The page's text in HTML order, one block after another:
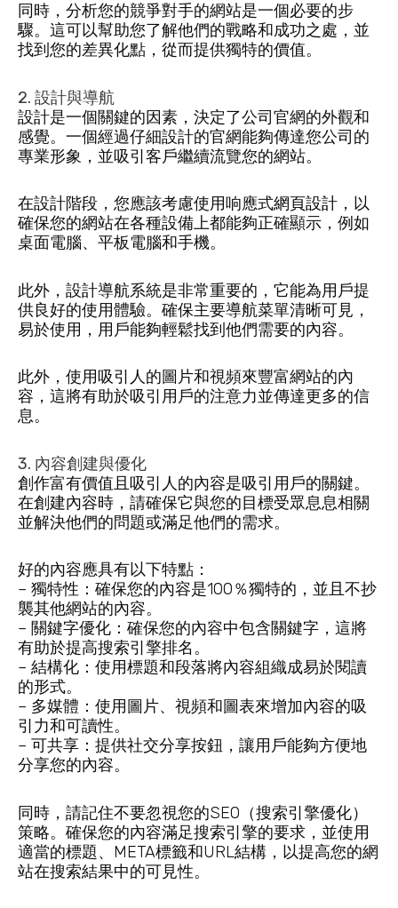
同時，分析您的競爭對手的網站是一個必要的步
驟。這可以幫助您了解他們的戰略和成功之處，並
找到您的差異化點，從而提供獨特的價值。
2. 設計與導航
設計是一個關鍵的因素，決定了公司官網的外觀和
感覺。一個經過仔細設計的官網能夠傳達您公司的
專業形象，並吸引客戶繼續流覽您的網站。
在設計階段，您應該考慮使用响應式網頁設計 ，以
確保您的網站在各種設備上都能夠正確顯示，例如
桌面電腦、平板電腦和手機。
此外，設計導航系統是非常重要的，它能為用戶提
供良好的使用體驗。確保主要導航菜單清晰可見，
易於使用，用戶能夠輕鬆找到他們需要的內容。
此外，使用吸引人的圖片和視頻來豐富網站的內
容，這將有助於吸引用戶的注意力並傳達更多的信
息。
3. 內容創建與優化
創作富有價值且吸引人的內容是吸引用戶的關鍵。
在創建內容時，請確保它與您的目標受眾息息相關
並解決他們的問題或滿足他們的需求。
好的內容應具有以下特點：
– 獨特性：確保您的內容是100％獨特的，並且不抄
襲其他網站的內容。
– 關鍵字優化：確保您的內容中包含關鍵字，這將
有助於提高搜索引擎排名。
– 結構化：使用標題和段落將內容組織成易於閱讀
的形式。
– 多媒體：使用圖片、視頻和圖表來增加內容的吸
引力和可讀性。
– 可共享：提供社交分享按鈕，讓用戶能夠方便地
分享您的內容。
同時，請記住不要忽視您的SEO（搜索引擎優化）
策略。確保您的內容滿足搜索引擎的要求，並使用
適當的標題、META標籤和URL結構，以提高您的網
站在搜索結果中的可見性。